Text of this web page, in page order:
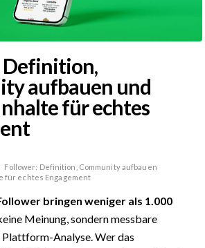
Definition,
aufbauen und
für echtes
Follower: Definition, Community aufbauen
für echtes Engagement
bringen weniger als 1.000
Meinung, sondern messbare
Plattform-Analyse. Wer das